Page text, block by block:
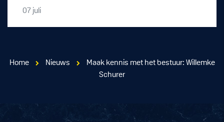
07 juli
Home Nieuws
Maak kennis met het bestuur: Willemke
Schurer